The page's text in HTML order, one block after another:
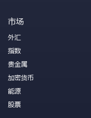
市场
外汇
指数
贵金属
加密货币
能源
股票